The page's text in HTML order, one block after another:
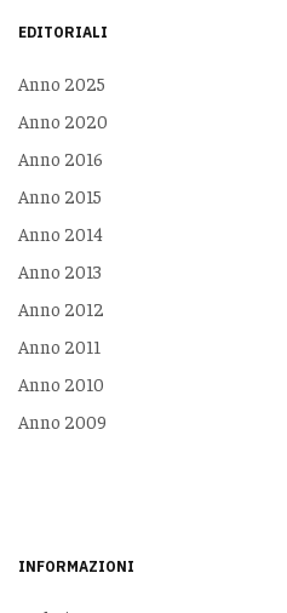
EDITORIALI
Anno 2025
Anno 2020
Anno 2016
Anno 2015
Anno 2014
Anno 2013
Anno 2012
Anno 2011
Anno 2010
Anno 2009
INFORMAZIONI